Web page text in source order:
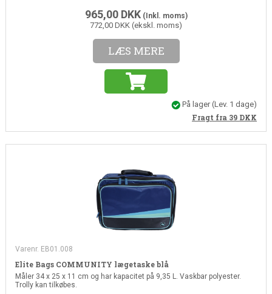
965,00 DKK(Inkl. moms)
772,00 DKK (ekskl. moms)
LÆS MERE
På lager(Lev. 1 dage)
Fragt fra 39 DKK
Varenr. EB01.008
Elite Bags COMMUNITY lægetaske blå
Måler 34 x 25 x 11 cm og har kapacitet på 9,35 L. Vaskbar polyester.
Trolly kan tilkøbes.